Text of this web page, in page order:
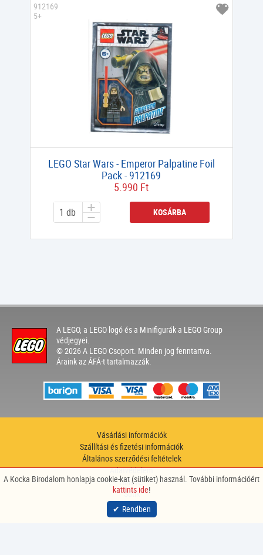
LEGO Star Wars - Emperor Palpatine Foil
Pack - 912169
5.990 Ft
KOSÁRBA
912169
5+
A LEGO, a LEGO logó és a Minifigurák a LEGO Group
védjegyei.
© 2026 A LEGO Csoport. Minden jog fenntartva.
Áraink az ÁFÁ-t tartalmazzák.
Vásárlási információk
Szállítási és fizetési információk
Általános szerződési feltételek
Adatvédelem
Hírlevél
Sütik
site bynitestyle
A Kocka Birodalom honlapja cookie-kat (sütiket) használ. További információért
kattints ide!
Rendben